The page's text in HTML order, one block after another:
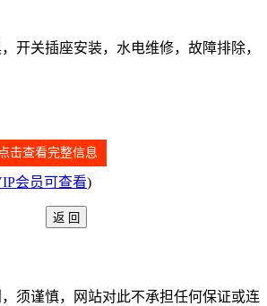
开关插座安装，水电维修，故障排除，
击查看完整信息
会员可查看)
须谨慎，网站对此不承担任何保证或连